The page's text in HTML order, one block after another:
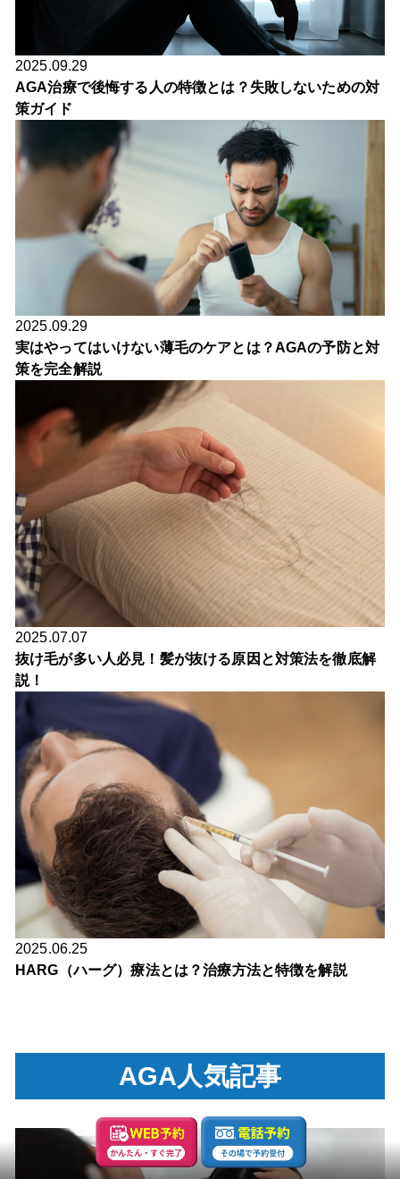
2025.09.29
AGA治療で後悔する人の特徴とは？失敗しないための対
策ガイド
2025.09.29
実はやってはいけない薄毛のケアとは？AGAの予防と対
策を完全解説
2025.07.07
抜け毛が多い人必見！髪が抜ける原因と対策法を徹底解
説！
2025.06.25
HARG（ハーグ）療法とは？治療方法と特徴を解説
AGA人気記事